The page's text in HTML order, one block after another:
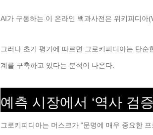
AI가 구동하는 이 온라인 백과사전은 위키피디아
그러나 초기 평가에 따르면 그로키피디아는 단
계를 구축하고 있다는 분석이 나온다.
예측 시장에서 ‘역사 검증
그로키피디아는 머스크가 “문명에 매우 중요한